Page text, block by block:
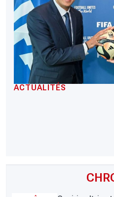
ACTUALITÉS